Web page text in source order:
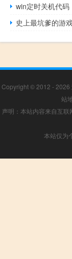
win定时关机代码
史上最坑爹的游
Copyright © 2012 - 2026
站
声明：本站内容来自互
本站仅为